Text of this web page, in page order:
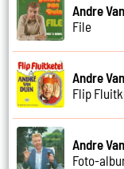
Andre
File
Andre
Flip
Andre
Foto-